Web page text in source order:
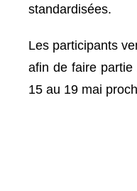
standardisées.
Les participants
afin de faire partie
15 au 19 mai